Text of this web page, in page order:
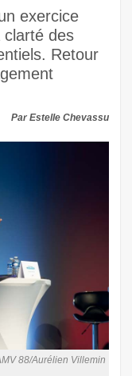
exercice
clarté des
Retour
Par Estelle Chevassu
88/Aurélien Villemin